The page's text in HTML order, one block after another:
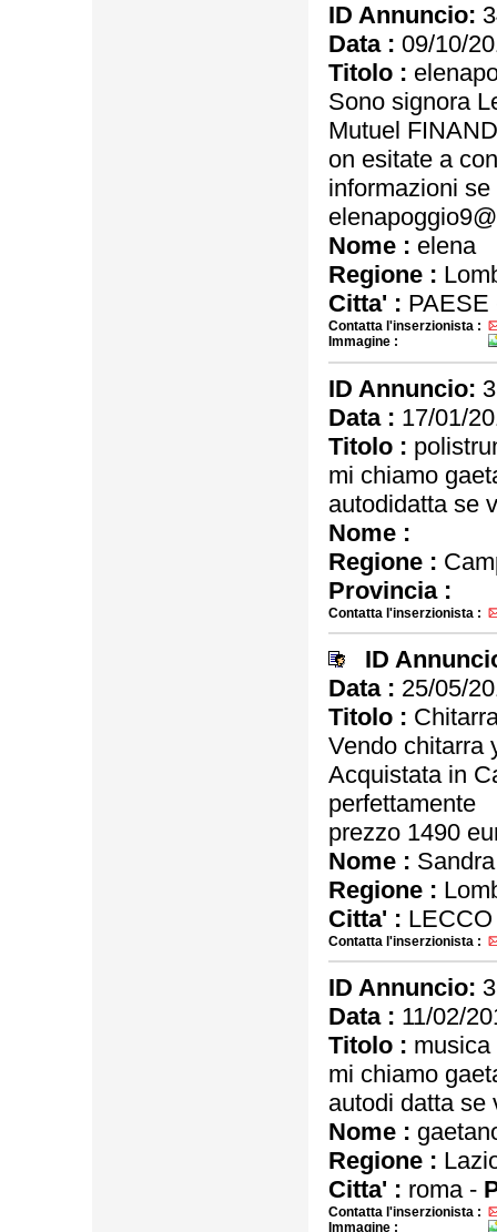
ID Annuncio:
Data : 09/10/
Titolo :
Sono signora
Mutuel
on esitate a
informazioni
Nome : elena
Regione :
Citta' :
Contatta l'inserzionista :
Immagine :
ID Annuncio:
Data : 17/01/
Titolo :
mi chiamo
autodidatta se
Nome :
Regione :
Provincia :
Contatta l'inserzionista :
ID
Data : 25/05/
Titolo :
Vendo chitarra
Acquistata in
perfettamente
prezzo 1490
Nome : Sandra
Regione :
Citta' :
Contatta l'inserzionista :
ID Annuncio:
Data : 11/02/
Titolo :
mi chiamo
autodi datta se
Nome :
Regione :
Citta' : roma -
Contatta l'inserzionista :
Immagine :